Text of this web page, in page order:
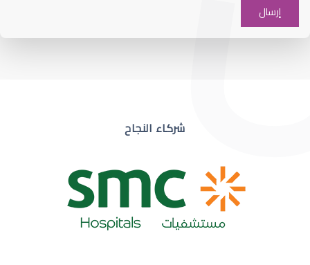
ضعف نظر مفاجئشركاء النجاح